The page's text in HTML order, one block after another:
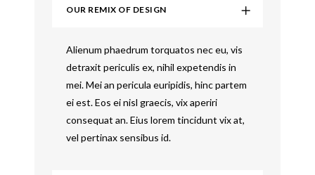
OUR REMIX OF DESIGN
Alienum phaedrum torquatos nec eu, vis
detraxit periculis ex, nihil expetendis in
mei. Mei an pericula euripidis, hinc partem
ei est. Eos ei nisl graecis, vix aperiri
consequat an. Eius lorem tincidunt vix at,
vel pertinax sensibus id.